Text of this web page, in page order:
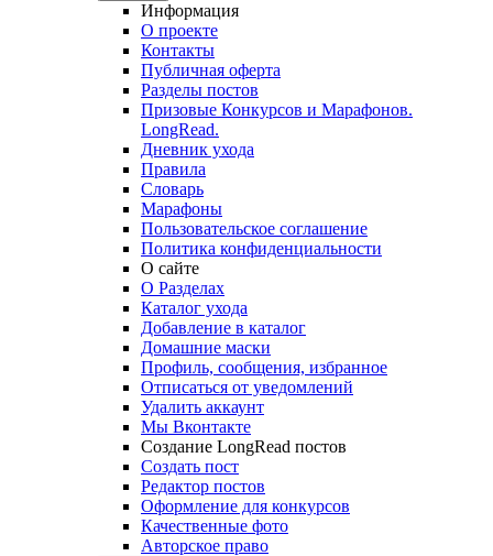
Информация
О проекте
Контакты
Публичная оферта
Разделы постов
Призовые Конкурсов и Марафонов.
LongRead.
Дневник ухода
Правила
Словарь
Марафоны
Пользовательское соглашение
Политика конфиденциальности
О сайте
О Разделах
Каталог ухода
Добавление в каталог
Домашние маски
Профиль, сообщения, избранное
Отписаться от уведомлений
Удалить аккаунт
Мы Вконтакте
Создание LongRead постов
Создать пост
Редактор постов
Оформление для конкурсов
Качественные фото
Авторское право